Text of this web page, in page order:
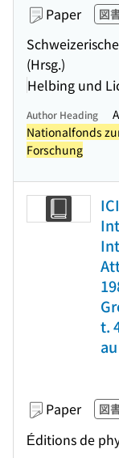
Paper 図
(Hrsg.)
Helbing und
Author Heading
Nationalfonds
Forschung
t.
Paper 図
Éditions de